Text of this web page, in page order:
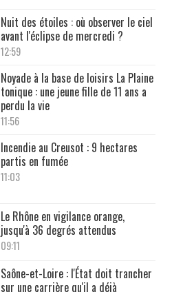
Nuit des étoiles : où observer le ciel
avant l'éclipse de mercredi ?
12:59
Noyade à la base de loisirs La Plaine
tonique : une jeune fille de 11 ans a
perdu la vie
11:56
Incendie au Creusot : 9 hectares
partis en fumée
11:03
Le Rhône en vigilance orange,
jusqu'à 36 degrés attendus
09:11
Saône-et-Loire : l'État doit trancher
sur une carrière qu'il a déjà